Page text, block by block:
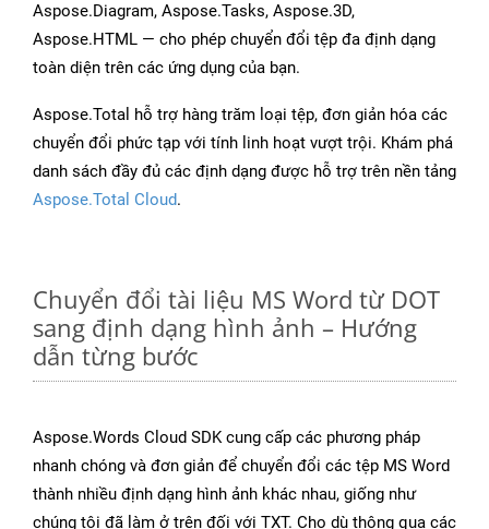
Aspose.Diagram, Aspose.Tasks, Aspose.3D,
Aspose.HTML — cho phép chuyển đổi tệp đa định dạng
toàn diện trên các ứng dụng của bạn.
Aspose.Total hỗ trợ hàng trăm loại tệp, đơn giản hóa các
chuyển đổi phức tạp với tính linh hoạt vượt trội. Khám phá
danh sách đầy đủ các định dạng được hỗ trợ trên nền tảng
Aspose.Total Cloud.
Chuyển đổi tài liệu MS Word từ DOT
sang định dạng hình ảnh – Hướng
dẫn từng bước
Aspose.Words Cloud SDK cung cấp các phương pháp
nhanh chóng và đơn giản để chuyển đổi các tệp MS Word
thành nhiều định dạng hình ảnh khác nhau, giống như
chúng tôi đã làm ở trên đối với TXT. Cho dù thông qua các